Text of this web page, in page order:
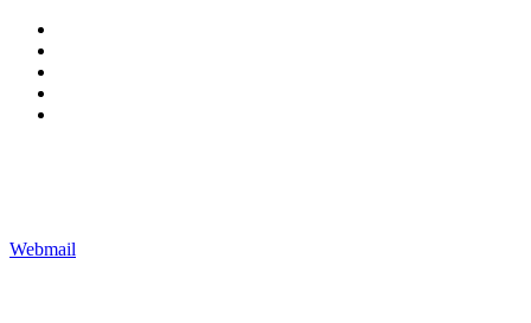
Webmail